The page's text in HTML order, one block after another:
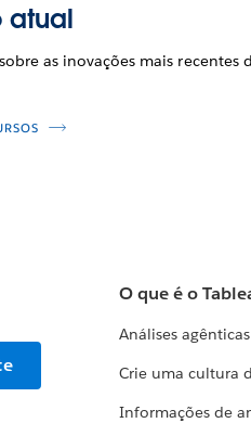
atual
as inovações mais recentes
O que é o
Análises agênticas
Crie uma cultura
Informações de